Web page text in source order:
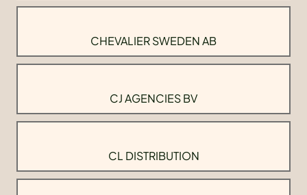
CHEVALIER SWEDEN AB
CJ AGENCIES BV
CL DISTRIBUTION